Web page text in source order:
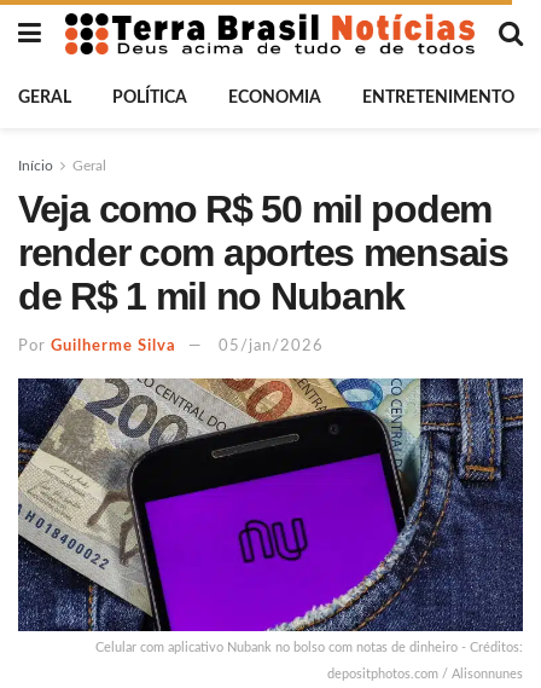
GERAL POLÍTICA ECONOMIA ENTRETENIMENTO
Início Geral
Veja como R$ 50 mil podem
render com aportes mensais
de R$ 1 mil no Nubank
Por Guilherme Silva 05/jan/2026
Celular com aplicativo Nubank no bolso com notas de dinheiro - Créditos:
depositphotos.com / Alisonnunes